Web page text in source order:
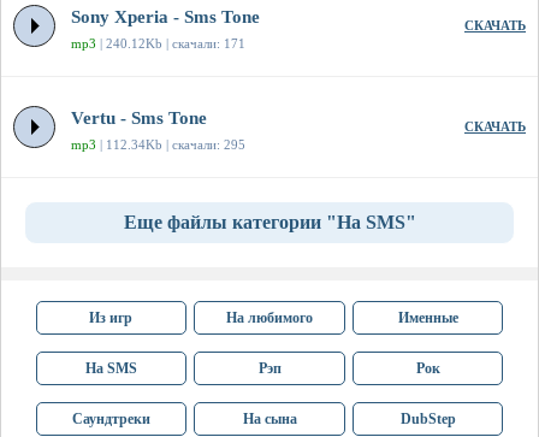
Sony Xperia - Sms Tone
mp3 | 240.12Kb | скачали: 171
СКАЧАТЬ
Vertu - Sms Tone
mp3 | 112.34Kb | скачали: 295
СКАЧАТЬ
Еще файлы категории "На SMS"
Из игр На любимого Именные
На SMS Рэп Рок
Саундтреки На сына DubStep